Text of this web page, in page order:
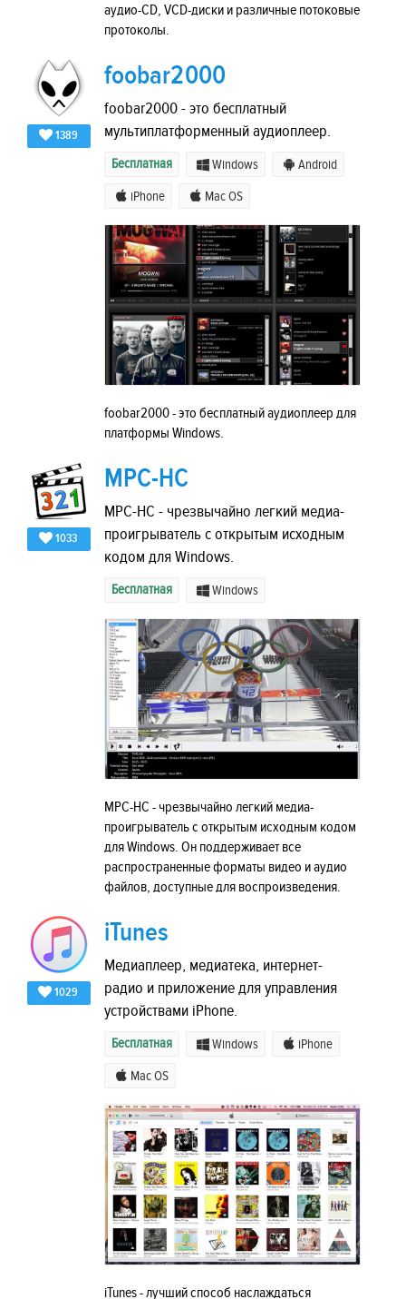
аудио-CD, VCD-диски и различные потоковые
протоколы.
1389
foobar2000
foobar2000 - это бесплатный
мультиплатформенный аудиоплеер.
Бесплатная Windows Android
iPhone Mac OS
foobar2000 - это бесплатный аудиоплеер для
платформы Windows.
1033
MPC-HC
MPC-HC - чрезвычайно легкий медиа-
проигрыватель с открытым исходным
кодом для Windows.
Бесплатная Windows
MPC-HC - чрезвычайно легкий медиа-
проигрыватель с открытым исходным кодом
для Windows. Он поддерживает все
распространенные форматы видео и аудио
файлов, доступные для воспроизведения.
1029
iTunes
Медиаплеер, медиатека, интернет-
радио и приложение для управления
устройствами iPhone.
Бесплатная Windows iPhone
Mac OS
iTunes - лучший способ наслаждаться